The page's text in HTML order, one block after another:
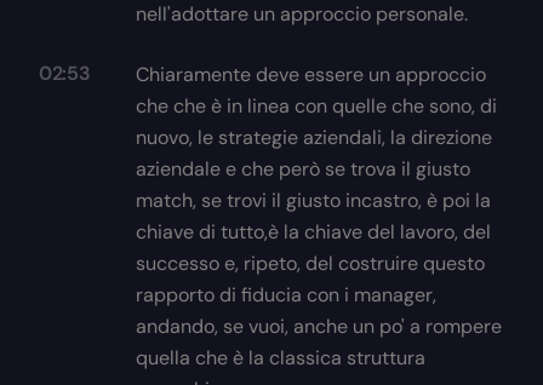
nell'adottare un approccio personale.
02:53
Chiaramente deve essere un approccio
che che è in linea con quelle che sono, di
nuovo, le strategie aziendali, la direzione
aziendale e che però se trova il giusto
match, se trovi il giusto incastro, è poi la
chiave di tutto,è la chiave del lavoro, del
successo e, ripeto, del costruire questo
rapporto di fiducia con i manager,
andando, se vuoi, anche un po' a rompere
quella che è la classica struttura